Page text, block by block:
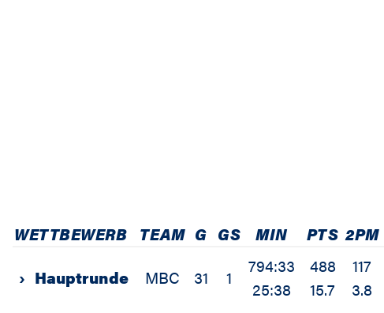
WETTBEWERB TEAM G GS MIN PTS 2PM
› Hauptrunde MBC 31 1
794:33
25:38
488
15.7
117
3.8